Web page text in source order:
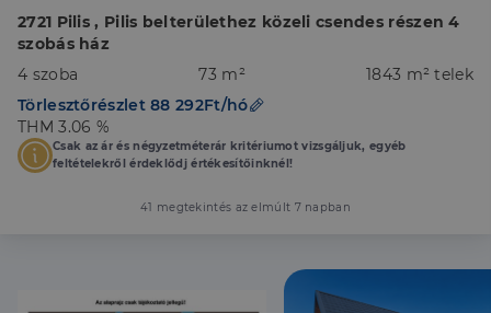
2721 Pilis , Pilis belterülethez közeli csendes részen 4
szobás ház
4 szoba
73 m²
1843 m² telek
Törlesztőrészlet 88 292Ft/hó
THM 3.06 %
Csak az ár és négyzetméterár kritériumot vizsgáljuk, egyéb
feltételekről érdeklődj értékesítőinknél!
41 megtekintés az elmúlt 7 napban